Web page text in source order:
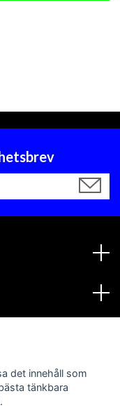
det innehåll som
tänkbara